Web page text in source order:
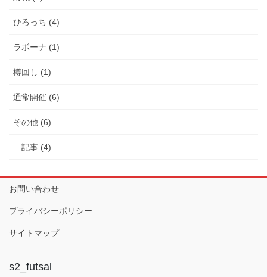
ひろっち (4)
ラボーナ (1)
樽回し (1)
通常開催 (6)
その他 (6)
記事 (4)
お問い合わせ
プライバシーポリシー
サイトマップ
s2_futsal